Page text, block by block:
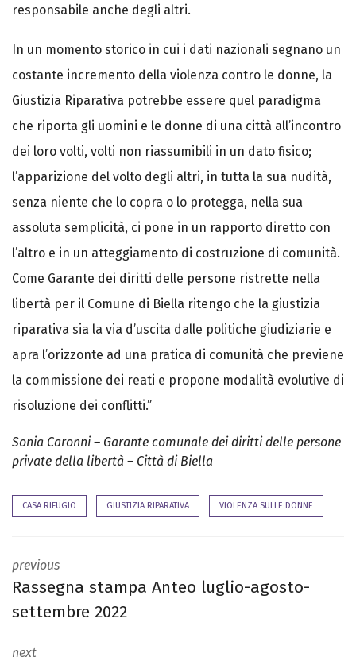
responsabile anche degli altri.
In un momento storico in cui i dati nazionali segnano un
costante incremento della violenza contro le donne, la
Giustizia Riparativa potrebbe essere quel paradigma
che riporta gli uomini e le donne di una città all’incontro
dei loro volti, volti non riassumibili in un dato fisico;
l’apparizione del volto degli altri, in tutta la sua nudità,
senza niente che lo copra o lo protegga, nella sua
assoluta semplicità, ci pone in un rapporto diretto con
l’altro e in un atteggiamento di costruzione di comunità.
Come Garante dei diritti delle persone ristrette nella
libertà per il Comune di Biella ritengo che la giustizia
riparativa sia la via d’uscita dalle politiche giudiziarie e
apra l’orizzonte ad una pratica di comunità che previene
la commissione dei reati e propone modalità evolutive di
risoluzione dei conflitti.”
Sonia Caronni – Garante comunale dei diritti delle persone
private della libertà – Città di Biella
CASA RIFUGIO GIUSTIZIA RIPARATIVA VIOLENZA SULLE DONNE
previous
Rassegna stampa Anteo luglio-agosto-
settembre 2022
next